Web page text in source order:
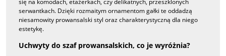
serwantkach. Dzięki rozmaitym ornamentom gałki te oddadzą
niesamowity prowansalski styl oraz charakterystyczną dla niego
estetykę.
Uchwyty do szaf prowansalskich, co je wyróżnia?